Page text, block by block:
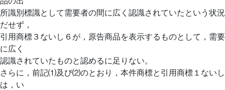
所識別標識として需要者の間に広く認識されていたという状
だせず，
引用商標３ないし６が，原告商品を表示するものとして，需
に広く
認識されていたものと認めるに足りない。
さらに，前記⑴及び⑵のとおり，本件商標と引用商標１ない
は，い